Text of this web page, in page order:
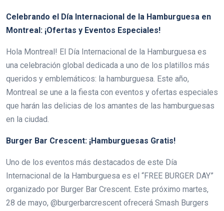
Celebrando el Día Internacional de la Hamburguesa en
Montreal: ¡Ofertas y Eventos Especiales!
Hola Montreal! El Día Internacional de la Hamburguesa es
una celebración global dedicada a uno de los platillos más
queridos y emblemáticos: la hamburguesa. Este año,
Montreal se une a la fiesta con eventos y ofertas especiales
que harán las delicias de los amantes de las hamburguesas
en la ciudad.
Burger Bar Crescent: ¡Hamburguesas Gratis!
Uno de los eventos más destacados de este Día
Internacional de la Hamburguesa es el “FREE BURGER DAY”
organizado por Burger Bar Crescent. Este próximo martes,
28 de mayo, @burgerbarcrescent ofrecerá Smash Burgers